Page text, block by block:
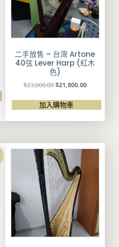
二手放售 – 台灣 Artone
40弦 Lever Harp (紅木
色)
$23,000.00原
價
：
2
3
,
0
0
0
.
0
0
。
$21,800.00目
：
2
。
加入購物車